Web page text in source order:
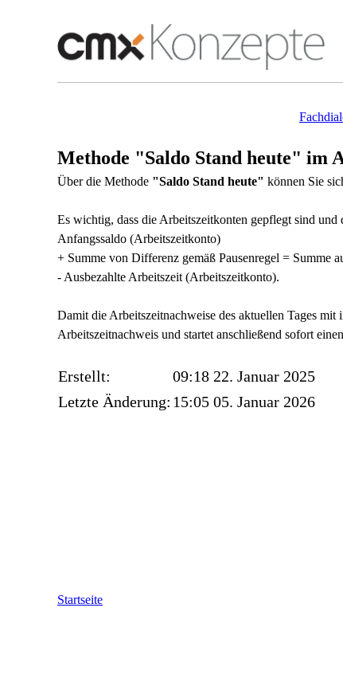
Methode "Saldo Stand heute" im
Über die Methode "Saldo Stand heute" können Sie
Es wichtig, dass die Arbeitszeitkonten gepflegt sind
Anfangssaldo (Arbeitszeitkonto)
+ Summe von Differenz gemäß Pausenregel = Summe
- Ausbezahlte Arbeitszeit (Arbeitszeitkonto).
Damit die Arbeitszeitnachweise des aktuellen Tages
Arbeitszeitnachweis und startet anschließend sofort
Erstellt:
09:18 22. Januar 2025
Letzte Änderung: 15:05 05. Januar 2026
Startseite